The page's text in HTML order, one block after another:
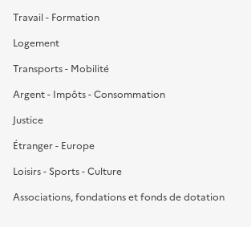
Travail - Formation
Logement
Transports - Mobilité
Argent - Impôts - Consommation
Justice
Étranger - Europe
Loisirs - Sports - Culture
Associations, fondations et fonds de dotation